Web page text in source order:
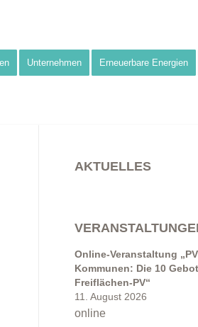
Unternehmen Erneuerbare Energien
AKTUELLES
Online-Veranstaltung
Kommunen: Die 10
Freiflächen-PV“
11. August 2026
online